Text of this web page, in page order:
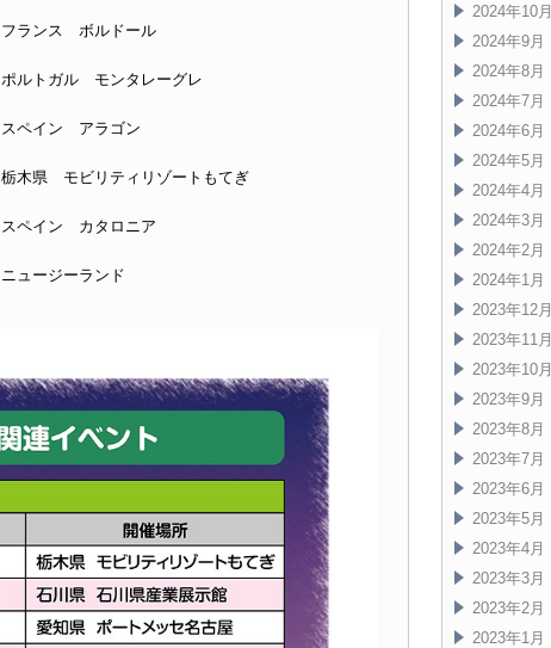
フランス ボルドール
ポルトガル モンタレーグレ
スペイン アラゴン
栃木県 モビリティリゾートもてぎ
スペイン カタロニア
ニュージーランド
2024年10月
2024年9月
2024年8月
2024年7月
2024年6月
2024年5月
2024年4月
2024年3月
2024年2月
2024年1月
2023年12月
2023年11月
2023年10月
2023年9月
2023年8月
2023年7月
2023年6月
2023年5月
2023年4月
2023年3月
2023年2月
2023年1月